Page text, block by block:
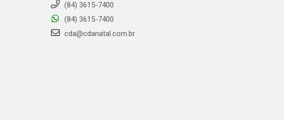
(84) 3615-7400
(84) 3615-7400
cda@cdanatal.com.br